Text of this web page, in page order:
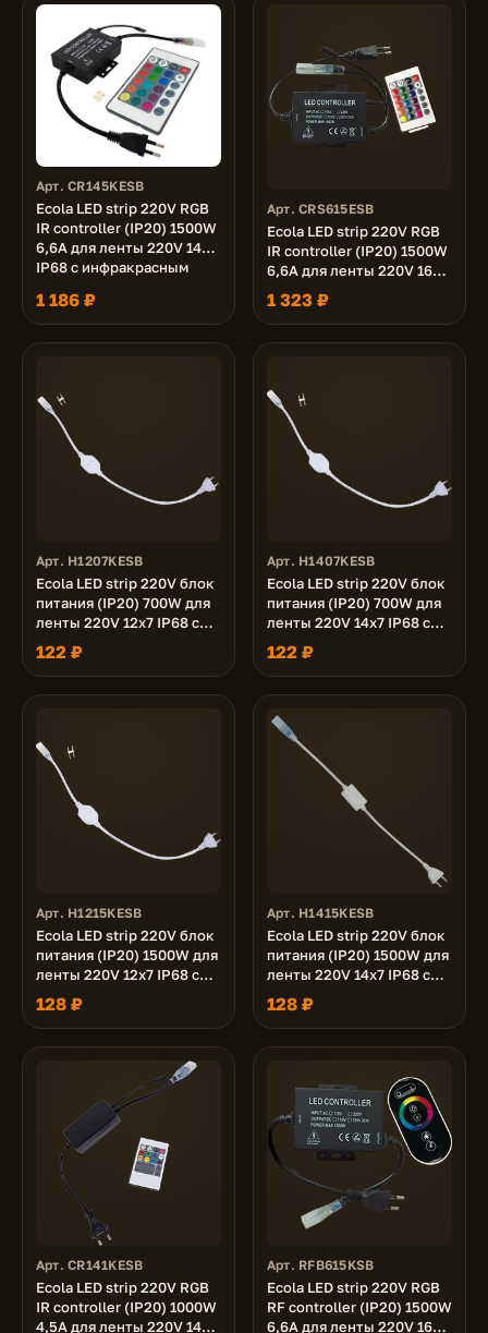
Арт. CR145KESB
Ecola LED strip 220V RGB
IR controller (IP20) 1500W
6,6A для ленты 220V 14x7
IP68 с инфракрасным
1 186 ₽
Арт. CRS615ESB
Ecola LED strip 220V RGB
IR controller (IP20) 1500W
6,6A для ленты 220V 16x8
IP68 с инфракрасным
пультом
1 323 ₽
Арт. H1207KESB
Ecola LED strip 220V блок
питания (IP20) 700W для
ленты 220V 12x7 IP68 с
кабелем, муфтой,
разъемом и вилкой
122 ₽
Арт. H1407KESB
Ecola LED strip 220V блок
питания (IP20) 700W для
ленты 220V 14x7 IP68 с
кабелем, муфтой,
разъемом и вилкой
122 ₽
Арт. H1215KESB
Ecola LED strip 220V блок
питания (IP20) 1500W для
ленты 220V 12x7 IP68 с
кабелем, муфтой,
разъемом и вилкой
128 ₽
Арт. H1415KESB
Ecola LED strip 220V блок
питания (IP20) 1500W для
ленты 220V 14x7 IP68 с
кабелем, муфтой,
разъемом и вилкой
128 ₽
Арт. CR141KESB
Ecola LED strip 220V RGB
IR controller (IP20) 1000W
4,5A для ленты 220V 14x7
Арт. RFB615KSB
Ecola LED strip 220V RGB
RF controller (IP20) 1500W
6,6A для ленты 220V 16x8